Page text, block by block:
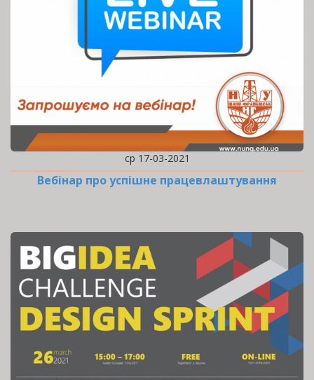
ср 17-03-2021
Вебінар про успішне працевлаштування